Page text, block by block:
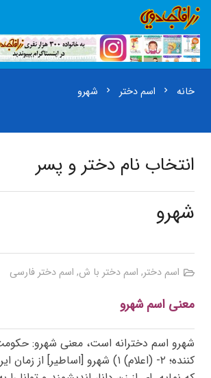
خانه chevron_right اسم دختر chevron_right شهرو
انتخاب نام دختر و پسر
شهرو
اسم دختر, اسم دختر با ش, اسم دختر فارسی
معنی اسم شهرو
شهرو اسم دخترانه است، معنی شهرو:
کننده؛ ۲- (اعلام) ۱) شهرو [اساطیر]